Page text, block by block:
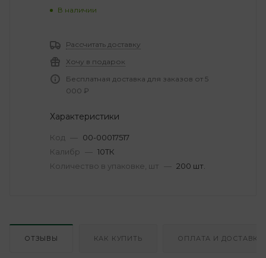
В наличии
Рассчитать доставку
Хочу в подарок
Бесплатная доставка для заказов от 5
000 ₽
Характеристики
Код — 00-00017517
Калибр — 10ТК
Количество в упаковке, шт — 200 шт.
ОТЗЫВЫ КАК КУПИТЬ ОПЛАТА И ДОСТАВКА